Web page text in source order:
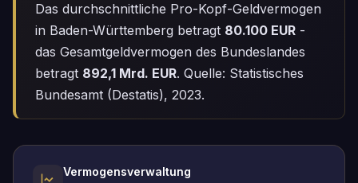
Das durchschnittliche Pro-Kopf-Geldvermogen
in Baden-Württemberg betragt 80.100 EUR -
das Gesamtgeldvermogen des Bundeslandes
betragt 892,1 Mrd. EUR. Quelle: Statistisches
Bundesamt (Destatis), 2023.
Vermogensverwaltung